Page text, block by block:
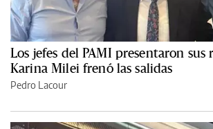
Los jefes del PAMI presentaron sus
Karina Milei frenó las salidas
Pedro Lacour